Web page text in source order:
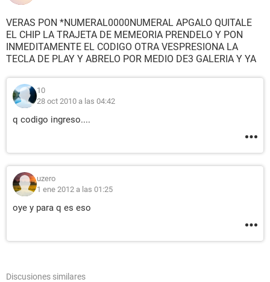
VERAS PON *NUMERAL0000NUMERAL APGALO QUITALE
EL CHIP LA TRAJETA DE MEMEORIA PRENDELO Y PON
INMEDITAMENTE EL CODIGO OTRA VESPRESIONA LA
TECLA DE PLAY Y ABRELO POR MEDIO DE3 GALERIA Y YA
10
28 oct 2010 a las 04:42
q codigo ingreso....
uzero
1 ene 2012 a las 01:25
oye y para q es eso
Discusiones similares